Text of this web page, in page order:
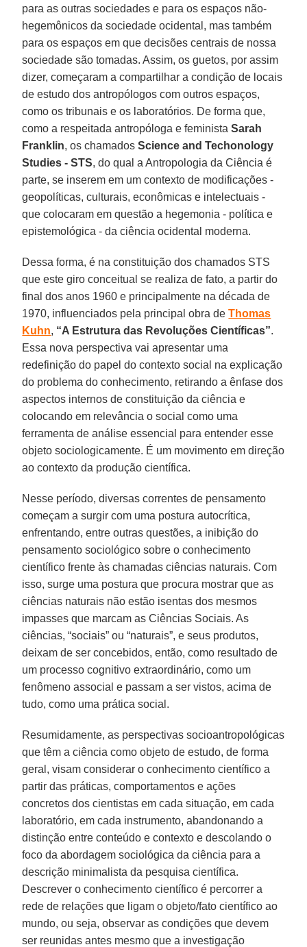
para as outras sociedades e para os espaços não-
hegemônicos da sociedade ocidental, mas também
para os espaços em que decisões centrais de nossa
sociedade são tomadas. Assim, os guetos, por assim
dizer, começaram a compartilhar a condição de locais
de estudo dos antropólogos com outros espaços,
como os tribunais e os laboratórios. De forma que,
como a respeitada antropóloga e feministaSarah
Franklin, os chamadosScience and Techonology
Studies - STS, do qual a Antropologia da Ciência é
parte, se inserem em um contexto de modificações -
geopolíticas, culturais, econômicas e intelectuais -
que colocaram em questão a hegemonia - política e
epistemológica - da ciência ocidental moderna.
Dessa forma, é na constituição dos chamados STS
que este giro conceitual se realiza de fato, a partir do
final dos anos 1960 e principalmente na década de
1970, influenciados pela principal obra deThomas
Kuhn, “A Estrutura das Revoluções Científicas”.
Essa nova perspectiva vai apresentar uma
redefinição do papel do contexto social na explicação
do problema do conhecimento, retirando a ênfase dos
aspectos internos de constituição da ciência e
colocando em relevância o social como uma
ferramenta de análise essencial para entender esse
objeto sociologicamente. É um movimento em direção
ao contexto da produção científica.
Nesse período, diversas correntes de pensamento
começam a surgir com uma postura autocrítica,
enfrentando, entre outras questões, a inibição do
pensamento sociológico sobre o conhecimento
científico frente às chamadas ciências naturais. Com
isso, surge uma postura que procura mostrar que as
ciências naturais não estão isentas dos mesmos
impasses que marcam as Ciências Sociais. As
ciências, “sociais” ou “naturais”, e seus produtos,
deixam de ser concebidos, então, como resultado de
um processo cognitivo extraordinário, como um
fenômeno associal e passam a ser vistos, acima de
tudo, como uma prática social.
Resumidamente, as perspectivas socioantropológicas
que têm a ciência como objeto de estudo, de forma
geral, visam considerar o conhecimento científico a
partir das práticas, comportamentos e ações
concretos dos cientistas em cada situação, em cada
laboratório, em cada instrumento, abandonando a
distinção entre conteúdo e contexto e descolando o
foco da abordagem sociológica da ciência para a
descrição minimalista da pesquisa científica.
Descrever o conhecimento científico é percorrer a
rede de relações que ligam o objeto/fato científico ao
mundo, ou seja, observar as condições que devem
ser reunidas antes mesmo que a investigação